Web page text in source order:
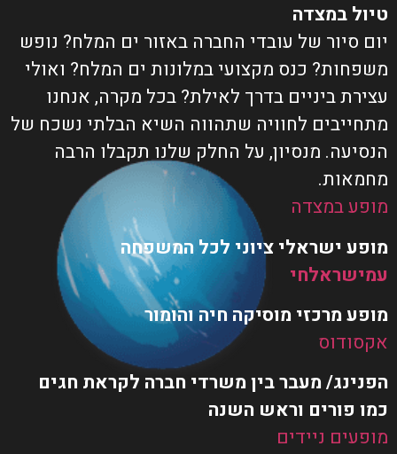
טיול במצדה
יום סיור של עובדי החברה באזור ים המלח? נופש
משפחות? כנס מקצועי במלונות ים המלח? ואולי
עצירת ביניים בדרך לאילת? בכל מקרה, אנחנו
מתחייבים לחוויה שתהווה השיא הבלתי נשכח של
הנסיעה. מנסיון, על החלק שלנו תקבלו הרבה
מחמאות.
מופע במצדה
מופע ישראלי ציוני לכל המשפחה
עמישראלחי
מופע מרכזי מוסיקה חיה והומור
אקסודוס
הפנינג/ מעבר בין משרדי חברה לקראת חגים
כמו פורים וראש השנה
מופעים ניידים